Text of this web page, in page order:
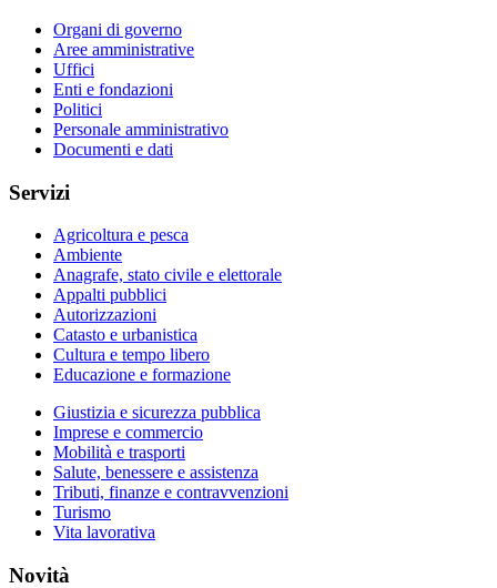
Organi di governo
Aree amministrative
Uffici
Enti e fondazioni
Politici
Personale amministrativo
Documenti e dati
Servizi
Agricoltura e pesca
Ambiente
Anagrafe, stato civile e elettorale
Appalti pubblici
Autorizzazioni
Catasto e urbanistica
Cultura e tempo libero
Educazione e formazione
Giustizia e sicurezza pubblica
Imprese e commercio
Mobilità e trasporti
Salute, benessere e assistenza
Tributi, finanze e contravvenzioni
Turismo
Vita lavorativa
Novità